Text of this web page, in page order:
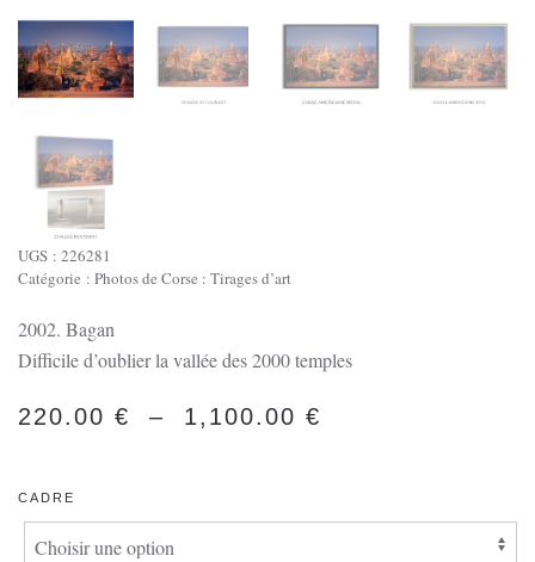
UGS : 226281
Catégorie : Photos de Corse : Tirages d’art
2002. Bagan
Difficile d’oublier la vallée des 2000 temples
220.00 € – 1,100.00 €
220.00 €
CADRE